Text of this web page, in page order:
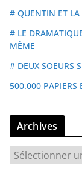
# QUENTIN ET LA
# LE
MÊME
# DEUX SOEURS
500.000 PAPIERS
Archives